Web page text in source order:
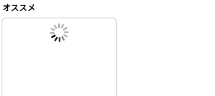
オススメ